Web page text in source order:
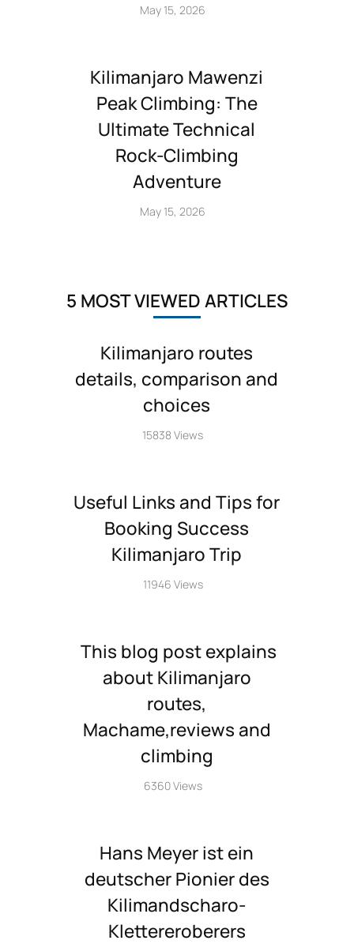
May 15, 2026
Kilimanjaro Mawenzi
Peak Climbing: The
Ultimate Technical
Rock‑Climbing
Adventure
May 15, 2026
5 MOST VIEWED ARTICLES
Kilimanjaro routes
details, comparison and
choices
15838 Views
Useful Links and Tips for
Booking Success
Kilimanjaro Trip
11946 Views
This blog post explains
about Kilimanjaro
routes,
Machame,reviews and
climbing
6360 Views
Hans Meyer ist ein
deutscher Pionier des
Kilimandscharo-
Klettereroberers